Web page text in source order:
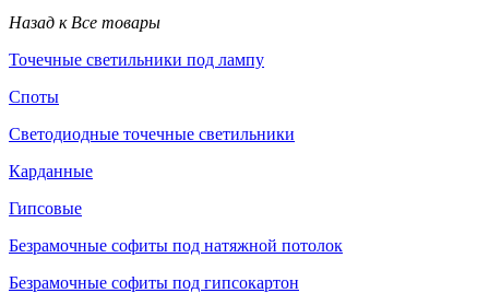
Назад к Все товары
Точечные светильники под лампу
Споты
Светодиодные точечные светильники
Карданные
Гипсовые
Безрамочные софиты под натяжной потолок
Безрамочные софиты под гипсокартон